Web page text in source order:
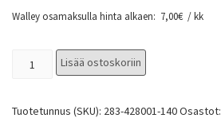
Walley osamaksulla hinta alkaen: 7,00€ / kk
Lisää ostoskoriin
Tuotetunnus (SKU): 283-428001-140Osastot: